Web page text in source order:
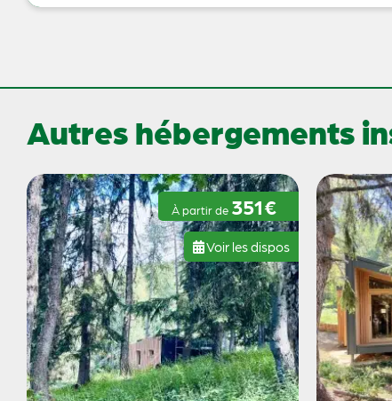
Autres hébergements
À partir de 351€
Voir les dispos